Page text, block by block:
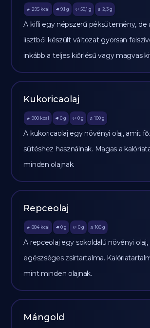
🔥 295 kcal 🥩 9,1 g 🥔 59,1 g 🫒 2,3 g
A kifli egy népszerű péksütemény, de
lisztből készült változat gyorsan
inkább a teljes kiőrlésű vagy magvas
Kukoricaolaj
🔥 900 kcal 🥩 0 g 🥔 0g 🫒 100 g
A kukoricaolaj egy növényi olaj, amit
sütéshez használnak. Magas a
minden olajnak.
Repceolaj
🔥 884 kcal 🥩 0 g 🥔 0g 🫒 100 g
A repceolaj egy sokoldalú növényi olaj,
egészséges zsírtartalma.
mint minden olajnak.
Mángold